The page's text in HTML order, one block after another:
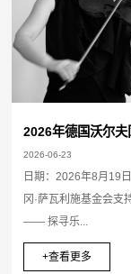
2026年德国沃尔夫
2026-06-23
日期：2026年8月19
冈·萨瓦利施基金会支
—— 探寻乐...
+查看更多